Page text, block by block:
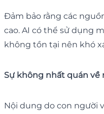
Đảm bảo rằng các
cao. AI có thể sử dụng
không tồn tại nên khó
Sự không nhất quán về
Nội dung do con người